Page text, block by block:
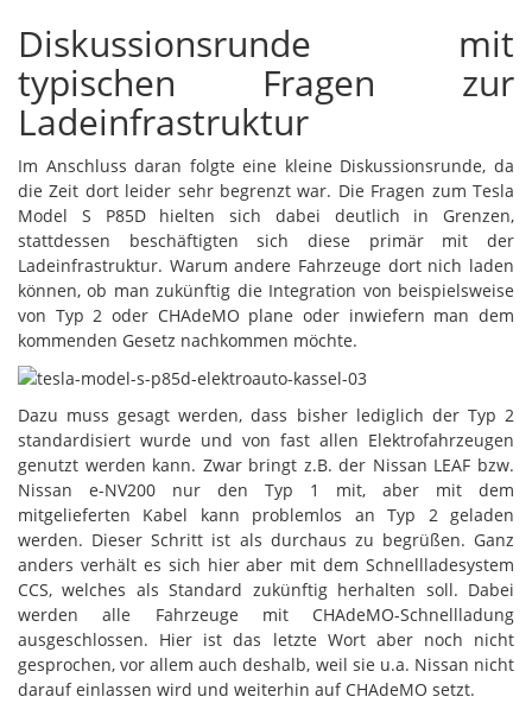
Diskussionsrunde mit
typischen Fragen zur
Ladeinfrastruktur
Im Anschluss daran folgte eine kleine Diskussionsrunde, da
die Zeit dort leider sehr begrenzt war. Die Fragen zum Tesla
Model S P85D hielten sich dabei deutlich in Grenzen,
stattdessen beschäftigten sich diese primär mit der
Ladeinfrastruktur. Warum andere Fahrzeuge dort nich laden
können, ob man zukünftig die Integration von beispielsweise
von Typ 2 oder CHAdeMO plane oder inwiefern man dem
kommenden Gesetz nachkommen möchte.
Dazu muss gesagt werden, dass bisher lediglich der Typ 2
standardisiert wurde und von fast allen Elektrofahrzeugen
genutzt werden kann. Zwar bringt z.B. der Nissan LEAF bzw.
Nissan e-NV200 nur den Typ 1 mit, aber mit dem
mitgelieferten Kabel kann problemlos an Typ 2 geladen
werden. Dieser Schritt ist als durchaus zu begrüßen. Ganz
anders verhält es sich hier aber mit dem Schnellladesystem
CCS, welches als Standard zukünftig herhalten soll. Dabei
werden alle Fahrzeuge mit CHAdeMO-Schnellladung
ausgeschlossen. Hier ist das letzte Wort aber noch nicht
gesprochen, vor allem auch deshalb, weil sie u.a. Nissan nicht
darauf einlassen wird und weiterhin auf CHAdeMO setzt.